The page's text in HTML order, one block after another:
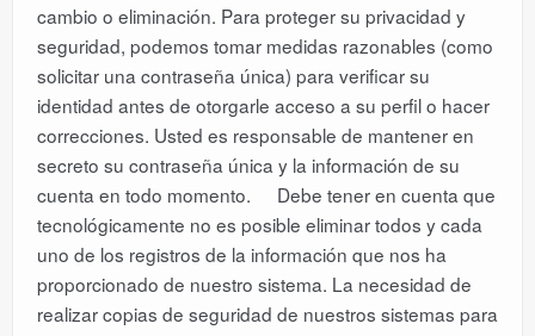
cambio o eliminación. Para proteger su privacidad y
seguridad, podemos tomar medidas razonables (como
solicitar una contraseña única) para verificar su
identidad antes de otorgarle acceso a su perfil o hacer
correcciones. Usted es responsable de mantener en
secreto su contraseña única y la información de su
cuenta en todo momento. Debe tener en cuenta que
tecnológicamente no es posible eliminar todos y cada
uno de los registros de la información que nos ha
proporcionado de nuestro sistema. La necesidad de
realizar copias de seguridad de nuestros sistemas para